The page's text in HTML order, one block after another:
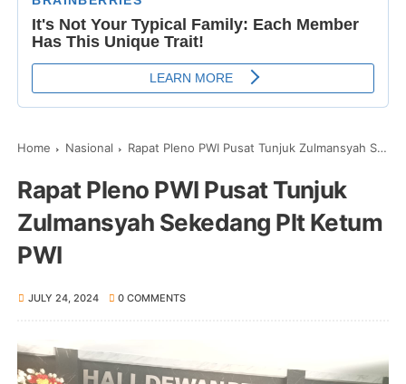
Home Nasional Rapat Pleno PWI Pusat Tunjuk Zulmansyah Sekedang Plt Ketum PWI
Rapat Pleno PWI Pusat Tunjuk
Zulmansyah Sekedang Plt Ketum
PWI
JULY 24, 2024 0 COMMENTS